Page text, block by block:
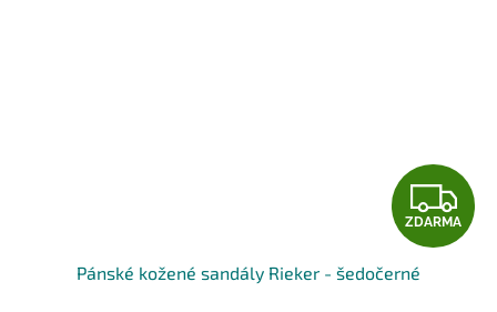
Z
D
ZDARMA
Pánské kožené sandály Rieker - šedočerné